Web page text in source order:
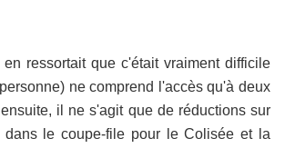
ressortait que c'était vraiment difficile
ne comprend l'accès qu'à deux
il ne s'agit que de réductions sur
dans le coupe-file pour le Colisée et la